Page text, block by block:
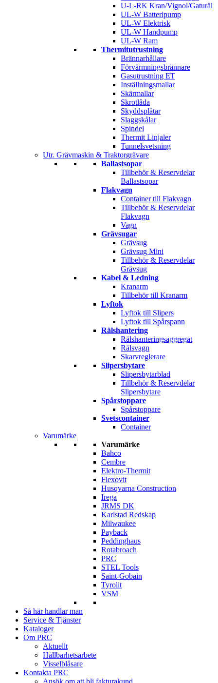
U-L-RK Kran/Vignol/Gaturäl
UL-W Batteripump
UL-W Elektrisk
UL-W Handpump
UL-W Ram
Thermitutrustning
Brännarhållare
Förvärmningsbrännare
Gasutrustning ET
Inställningsmallar
Skärmallar
Skrotlåda
Skyddsplåtar
Slaggskålar
Spindel
Thermit Linjaler
Tunnelsvetsning
Utr. Grävmaskin & Traktorgrävare
Ballastsopar
Tillbehör & Reservdelar
Ballastsopar
Flakvagn
Container till Flakvagn
Tillbehör & Reservdelar
Flakvagn
Vagn
Grävsugar
Grävsug
Grävsug Mini
Tillbehör & Reservdelar
Grävsug
Kabel & Ledning
Kranarm
Tillbehör till Kranarm
Lyftok
Lyftok till Slipers
Lyftok till Spårspann
Rälshantering
Rälshanteringsaggregat
Rälsvagn
Skarvreglerare
Slipersbytare
Slipersbytarblad
Tillbehör & Reservdelar
Slipersbytare
Spårstoppare
Spårstoppare
Svetscontainer
Container
Varumärke
Varumärke
Bahco
Cembre
Elektro-Thermit
Flexovit
Husqvarna Construction
Irega
JRMS DK
Karlstad Redskap
Milwaukee
Payback
Peddinghaus
Rotabroach
PRC
STEL Tools
Saint-Gobain
Tyrolit
VSM
Så här handlar man
Service & Tjänster
Kataloger
Om PRC
Aktuellt
Hållbarhetsarbete
Visselblåsare
Kontakta PRC
Ansök om att bli fakturakund